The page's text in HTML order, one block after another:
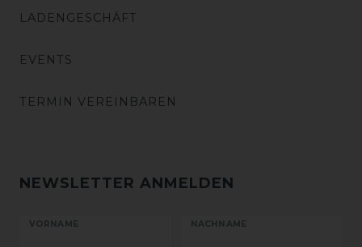
LADENGESCHÄFT
EVENTS
TERMIN VEREINBAREN
NEWSLETTER ANMELDEN
VORNAME NACHNAME